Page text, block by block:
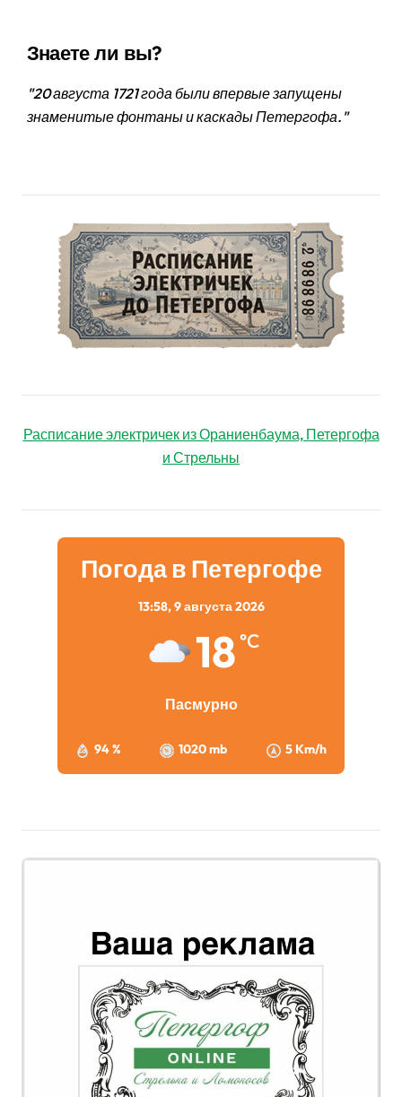
Знаете ли вы?
"20 августа 1721 года были впервые запущены
знаменитые фонтаны и каскады Петергофа."
Расписание электричек из Ораниенбаума, Петергофа
и Стрельны
Погода в Петергофе
13:58,9 августа 2026
18°C
Пасмурно
94 % 1020 mb 5 Km/h